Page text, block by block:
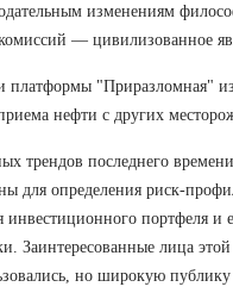
изменениям
— цивилизованное
платформы "Приразломная"
нефти с других
трендов последнего
для определения риск-
инвестиционного портфеля и
Заинтересованные лица
но широкую